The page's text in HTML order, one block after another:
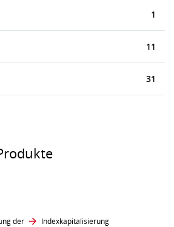
1
11
31
der Indexkapitalisierung